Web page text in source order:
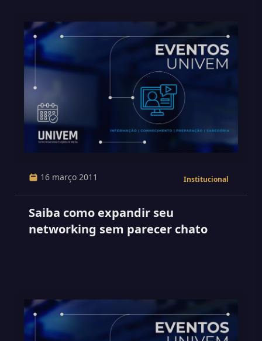
16 março 2011 Institucional
Saiba como expandir seu
networking sem parecer chato